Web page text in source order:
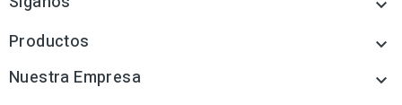

Productos 
Nuestra Empresa 